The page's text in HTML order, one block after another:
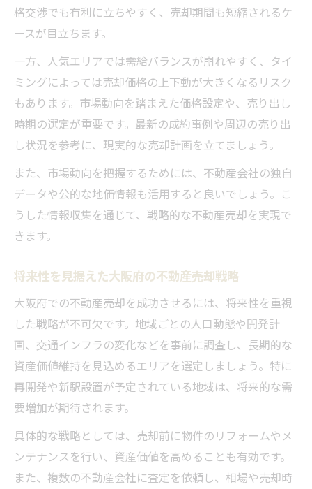
格交渉でも有利に立ちやすく、売却期間も短縮されるケ
ースが目立ちます。
一方、人気エリアでは需給バランスが崩れやすく、タイ
ミングによっては売却価格の上下動が大きくなるリスク
もあります。市場動向を踏まえた価格設定や、売り出し
時期の選定が重要です。最新の成約事例や周辺の売り出
し状況を参考に、現実的な売却計画を立てましょう。
また、市場動向を把握するためには、不動産会社の独自
データや公的な地価情報も活用すると良いでしょう。こ
うした情報収集を通じて、戦略的な不動産売却を実現で
きます。
将来性を見据えた大阪府の不動産売却戦略
大阪府での不動産売却を成功させるには、将来性を重視
した戦略が不可欠です。地域ごとの人口動態や開発計
画、交通インフラの変化などを事前に調査し、長期的な
資産価値維持を見込めるエリアを選定しましょう。特に
再開発や新駅設置が予定されている地域は、将来的な需
要増加が期待されます。
具体的な戦略としては、売却前に物件のリフォームやメ
ンテナンスを行い、資産価値を高めることも有効です。
また、複数の不動産会社に査定を依頼し、相場や売却時